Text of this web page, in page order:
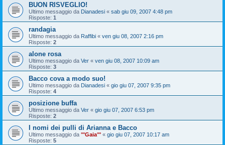
BUON RISVEGLIO!
Ultimo messaggio da Dianadesi « sab giu 09, 2007 4:48 pm
Risposte: 1
randagia
Ultimo messaggio da Raffibi « ven giu 08, 2007 2:16 pm
Risposte: 2
alone rosa
Ultimo messaggio da Ver « ven giu 08, 2007 10:09 am
Risposte: 3
Bacco cova a modo suo!
Ultimo messaggio da Dianadesi « gio giu 07, 2007 9:35 pm
Risposte: 4
posizione buffa
Ultimo messaggio da Ver « gio giu 07, 2007 6:53 pm
Risposte: 2
I nomi dei pulli di Arianna e Bacco
Ultimo messaggio da °°Gaia°° « gio giu 07, 2007 10:17 am
Risposte: 5